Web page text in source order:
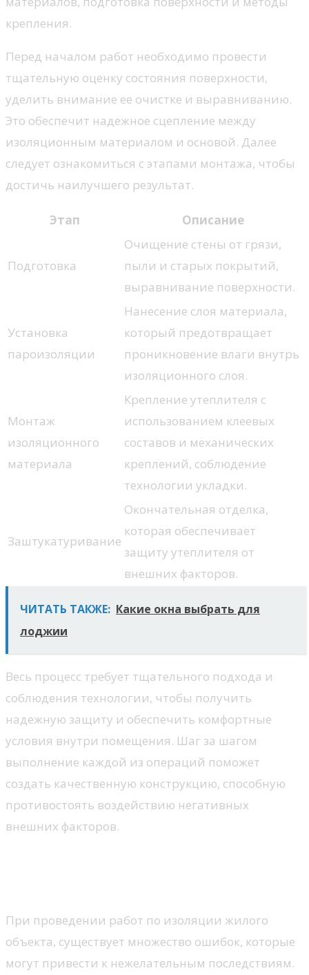
крепления.
Перед началом работ необходимо провести
тщательную оценку состояния поверхности,
уделить внимание ее очистке и выравниванию.
Это обеспечит надежное сцепление между
изоляционным материалом и основой. Далее
следует ознакомиться с этапами монтажа, чтобы
достичь наилучшего результат.
Этап Описание
Подготовка
Очищение стены от грязи,
пыли и старых покрытий,
выравнивание поверхности.
Установка
пароизоляции
Нанесение слоя материала,
который предотвращает
проникновение влаги внутрь
изоляционного слоя.
Монтаж
изоляционного
материала
Крепление утеплителя с
использованием клеевых
составов и механических
креплений, соблюдение
технологии укладки.
Заштукатуривание
Окончательная отделка,
которая обеспечивает
защиту утеплителя от
внешних факторов.
ЧИТАТЬ ТАКЖЕ: Какие окна выбрать для
лоджии
Весь процесс требует тщательного подхода и
соблюдения технологии, чтобы получить
надежную защиту и обеспечить комфортные
условия внутри помещения. Шаг за шагом
выполнение каждой из операций поможет
создать качественную конструкцию, способную
противостоять воздействию негативных
внешних факторов.
При проведении работ по изоляции жилого
объекта, существует множество ошибок, которые
могут привести к нежелательным последствиям.